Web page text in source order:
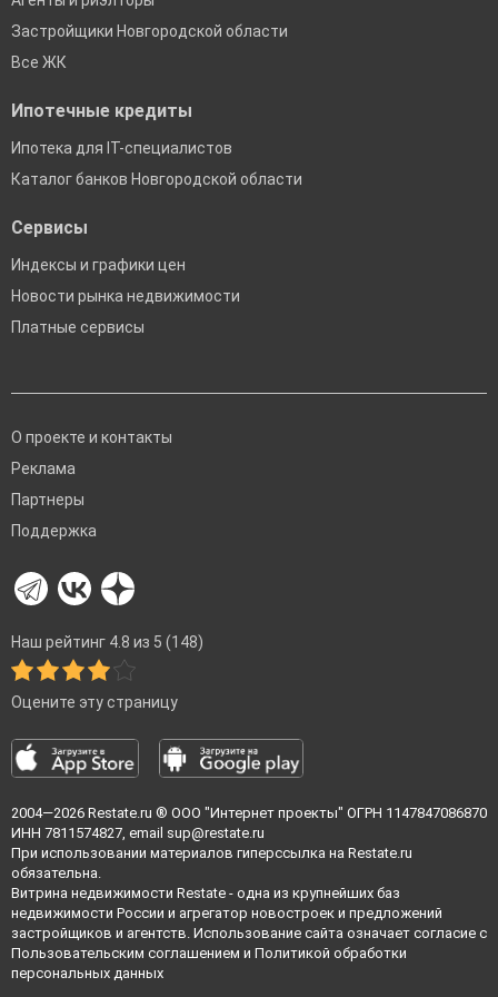
Застройщики Новгородской области
Все ЖК
Ипотечные кредиты
Ипотека для IT-специалистов
Каталог банков Новгородской области
Сервисы
Индексы и графики цен
Новости рынка недвижимости
Платные сервисы
О проекте и контакты
Реклама
Партнеры
Поддержка
Наш рейтинг 4.8 из 5 (148)
Оцените эту страницу
2004—2026 Restate.ru ® ООО "Интернет проекты" ОГРН 1147847086870
ИНН 7811574827, email sup@restate.ru
При использовании материалов гиперссылка на Restate.ru
обязательна.
Витрина недвижимости Restate - одна из крупнейших баз
недвижимости России и агрегатор новостроек и предложений
застройщиков и агентств. Использование сайта означает согласие с
Пользовательским соглашением и Политикой обработки
персональных данных